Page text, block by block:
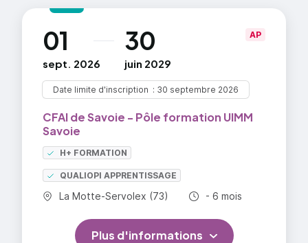
01
sept. 2026
au 30
juin 2029
Date limite d'inscription 30 septembre 2026
CFAI de Savoie - Pôle formation UIMM
Savoie
H+ FORMATION
QUALIOPI APPRENTISSAGE
Commune :
La Motte-Servolex (73) Durée totale :
- 6 mois
AP
Plus d'informations